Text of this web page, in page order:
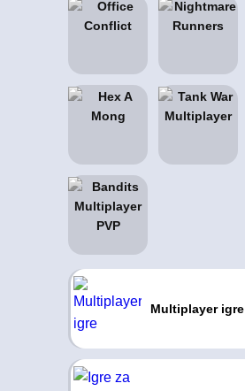
Multiplayer igre